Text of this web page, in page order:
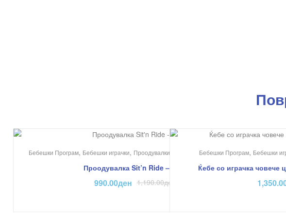
Бебешки Програм, Бебешки играчки, Проодувалки Едукативни и Креативни
Проодувалка Sit’n Ride – Dolu
1,190.00ден
990.00ден
Бебешки Програм, Бебешки
Ќебе со играчка човече